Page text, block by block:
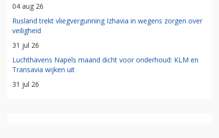
04 aug 26
Rusland trekt vliegvergunning Izhavia in wegens zorgen over
veiligheid
31 jul 26
Luchthavens Napels maand dicht voor onderhoud: KLM en
Transavia wijken uit
31 jul 26